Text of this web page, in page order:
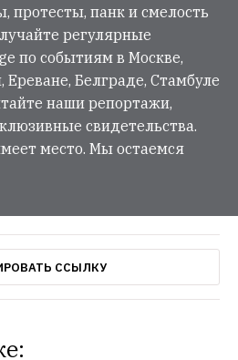
протесты, панк и смелость
регулярные
по событиям в Москве,
Ереване, Белграде, Стамбуле
наши репортажи,
свидетельства.
место. Мы остаемся
ССЫЛКУ